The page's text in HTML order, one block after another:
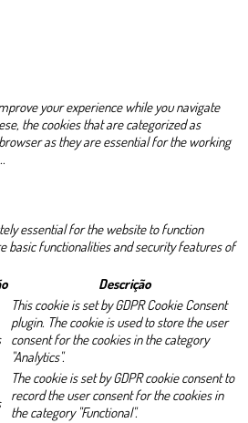
your experience while you navigate
the cookies that are categorized as
as they are essential for the working
essential for the website to function
basic functionalities and security features of
Descrição
This cookie is set by GDPR Cookie Consent
plugin. The cookie is used to store the user
consent for the cookies in the category
"Analytics".
The cookie is set by GDPR cookie consent to
record the user consent for the cookies in
the category "Functional".